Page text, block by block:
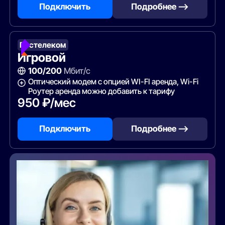
Подключить Подробнее —>
Ростелеком
Игровой
100/200Мбит/с
Оптический модем с опцией WI-FI аренда, Wi-Fi
Роутер аренда можно добавить к тарифу
950 ₽/мес
Подключить Подробнее —>